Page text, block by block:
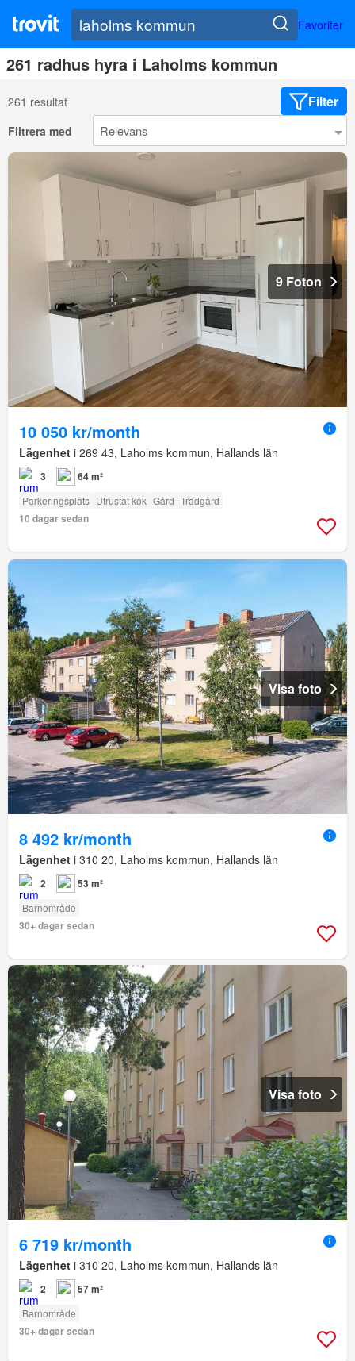
Favoriter
261 radhus hyra i Laholms kommun
261 resultat Filter
Filtrera med
9 Foton
10 050 kr/month
Lägenhet i 269 43, Laholms kommun, Hallands län
3 64 m²
Parkeringsplats Utrustat kök Gård Trädgård
10 dagar sedan
Visa foto
8 492 kr/month
Lägenhet i 310 20, Laholms kommun, Hallands län
2 53 m²
Barnområde
30+ dagar sedan
Visa foto
6 719 kr/month
Lägenhet i 310 20, Laholms kommun, Hallands län
2 57 m²
Barnområde
30+ dagar sedan